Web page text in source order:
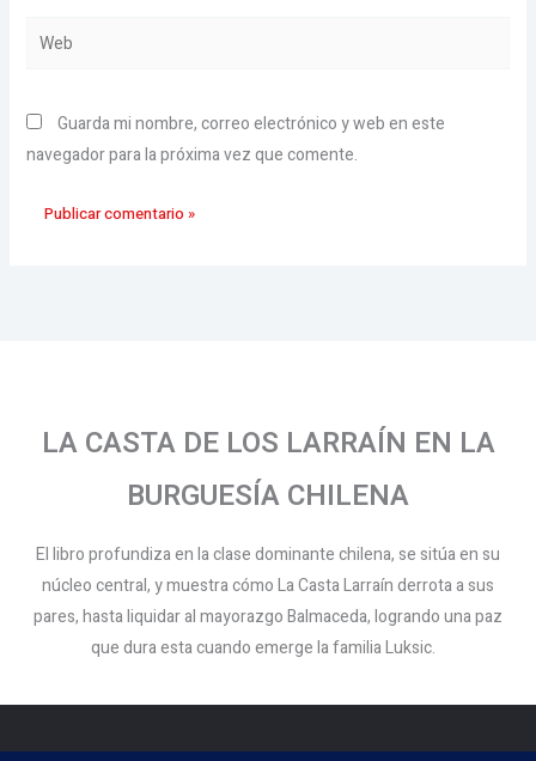
Web
Guarda mi nombre, correo electrónico y web en este
navegador para la próxima vez que comente.
LA CASTA DE LOS LARRAÍN EN LA
BURGUESÍA CHILENA
El libro profundiza en la clase dominante chilena, se sitúa en su
núcleo central, y muestra cómo La Casta Larraín derrota a sus
pares, hasta liquidar al mayorazgo Balmaceda, logrando una paz
que dura esta cuando emerge la familia Luksic.